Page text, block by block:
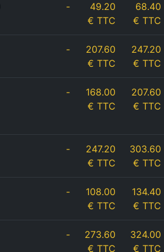
-
49.20
€ TTC
68.40
€ TTC
-
207.60
€ TTC
247.20
€ TTC
-
168.00
€ TTC
207.60
€ TTC
-
247.20
€ TTC
303.60
€ TTC
-
108.00
€ TTC
134.40
€ TTC
-
273.60
€ TTC
324.00
€ TTC